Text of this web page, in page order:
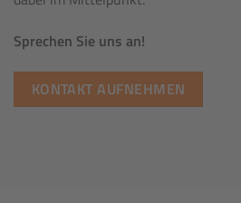
Sprechen Sie uns an!
KONTAKT AUFNEHMEN